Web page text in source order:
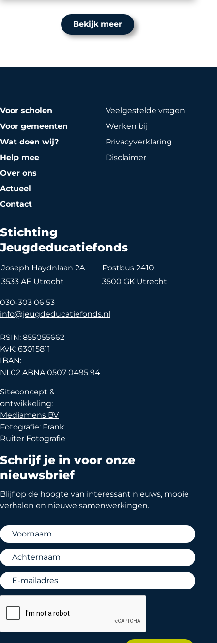
Bekijk meer
Voor scholen
Voor gemeenten
Wat doen wij?
Help mee
Over ons
Actueel
Contact
Veelgestelde vragen
Werken bij
Privacy­verklaring
Disclaimer
Stichting
Jeugdeducatiefonds
Joseph Haydnlaan 2A
Postbus 2410
3533 AE Utrecht
3500 GK Utrecht
030-303 06 53
info@jeugdeducatiefonds.nl
RSIN: 855055662
KvK: 63015811
IBAN:
NL02 ABNA 0507 0495 94
Siteconcept &
ontwikkeling:
Mediamens BV
Fotografie: Frank
Ruiter Fotografie
Schrijf je in voor onze
nieuwsbrief
Blijf op de hoogte van interessant nieuws, mooie
verhalen en nieuwe samenwerkingen.